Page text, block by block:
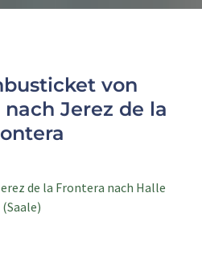
von
nach Jerez de la
de la Frontera nach Halle
(Saale)